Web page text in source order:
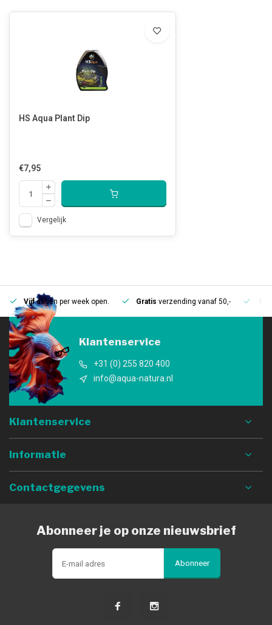
HS Aqua Plant Dip
€7,95
Vergelijk
Vijfdagen per week open. Gratis verzending vanaf 50,-
Klantenservice
+31 (0) 255 820 400
info@aqua-natura.nl
Klantenservice
Informatie
Contactgegevens
Abonneer je op onze nieuwsbrief
Abonneer